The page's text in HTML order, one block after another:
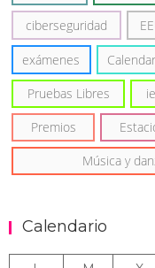
ciberseguridad
exámenes
Pruebas Libres
Premios
Música y
Calendario